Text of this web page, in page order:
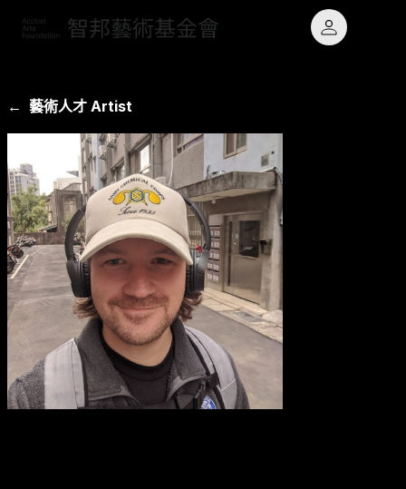
最新消息 News
專題計畫 Projects
藝術人才 Artists
關於基金會 About
願景
使命
大事記
章程與業務報告
聯絡我們
出版品 Publications
鐵道主題
藝術玩物
原民文化
← 藝術人才 Artist